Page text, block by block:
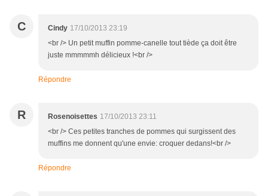
C Cindy 17/10/2013 23:19
<br /> Un petit muffin pomme-canelle tout tiède ça doit être
juste mmmmmh délicieux !<br />
Répondre
R Rosenoisettes 17/10/2013 23:11
<br /> Ces petites tranches de pommes qui surgissent des
muffins me donnent qu'une envie: croquer dedans!<br />
Répondre